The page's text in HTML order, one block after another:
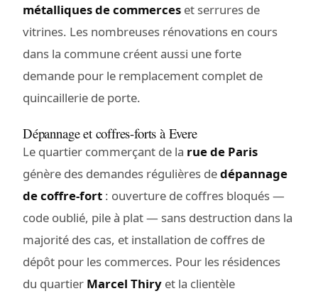
métalliques de commerces et serrures de
vitrines. Les nombreuses rénovations en cours
dans la commune créent aussi une forte
demande pour le remplacement complet de
quincaillerie de porte.
Dépannage et coffres-forts à Evere
Le quartier commerçant de la rue de Paris
génère des demandes régulières dedépannage
de coffre-fort : ouverture de coffres bloqués —
code oublié, pile à plat — sans destruction dans la
majorité des cas, et installation de coffres de
dépôt pour les commerces. Pour les résidences
du quartier Marcel Thiry et la clientèle